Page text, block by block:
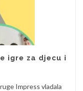
igre za djecu i
Impress vladala